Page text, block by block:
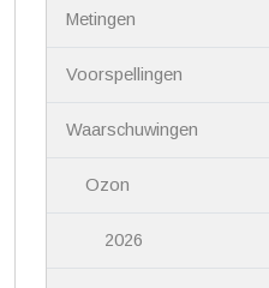
Metingen
Voorspellingen
Waarschuwingen
Ozon
2026